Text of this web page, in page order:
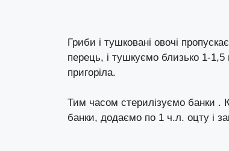
Гриби і тушковані овочі
перець, і тушкуємо близько 1-
пригоріла.
Тим часом стерилізуємо банки .
банки, додаємо по 1 ч.л. оцту і